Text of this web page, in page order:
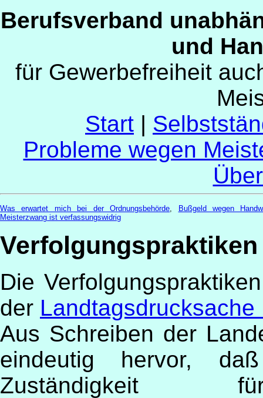
Berufsverband
und
für Gewerbefreiheit
Start |
Probleme wegen
Was erwartet mich bei der Ordnungsbehörde
Bußgeld wegen
Meisterzwang ist verfassungswidrig
Die
der Landtagsdrucksache
Aus Schreiben der
eindeutig hervor,
Zuständigkeit